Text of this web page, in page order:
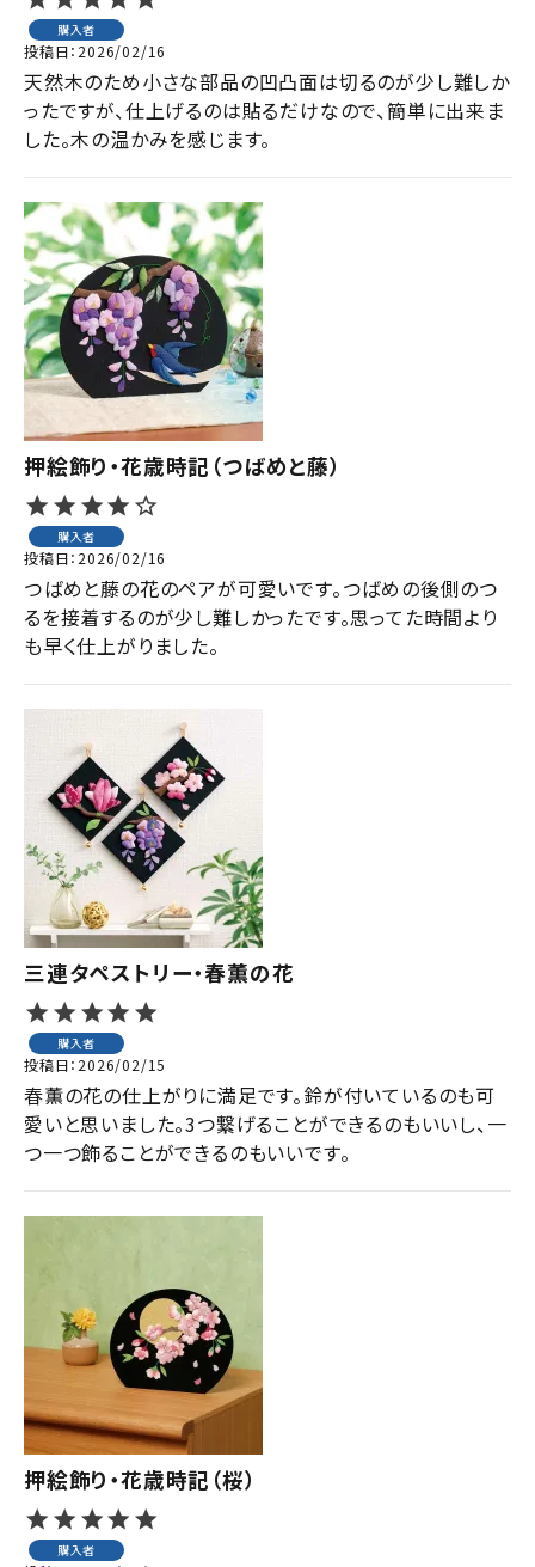
購入者
投稿日 2026/02/16
天然木のため小さな部品の凹凸面は切るのが少し難しか
ったですが、仕上げるのは貼るだけなので、簡単に出来ま
した。木の温かみを感じます。
押絵飾り・花歳時記（つばめと藤）
購入者
投稿日 2026/02/16
つばめと藤の花のペアが可愛いです。つばめの後側のつ
るを接着するのが少し難しかったです。思ってた時間より
も早く仕上がりました。
三連タペストリー・春薫の花
購入者
投稿日 2026/02/15
春薫の花の仕上がりに満足です。鈴が付いているのも可
愛いと思いました。3つ繋げることができるのもいいし、一
つ一つ飾ることができるのもいいです。
押絵飾り・花歳時記（桜）
購入者